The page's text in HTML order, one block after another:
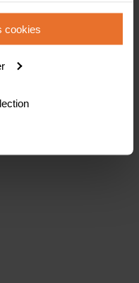
cookies